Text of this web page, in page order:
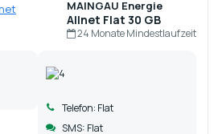
MAINGAU Energie
Allnet Flat 30 GB
24 Monate Mindestlaufzeit
Telefon: Flat
SMS: Flat